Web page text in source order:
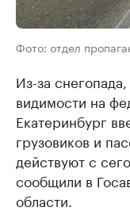
Фото: отдел
Из-за
видимости на
Екатеринбург
грузовиков и
действуют с
сообщили в
области.